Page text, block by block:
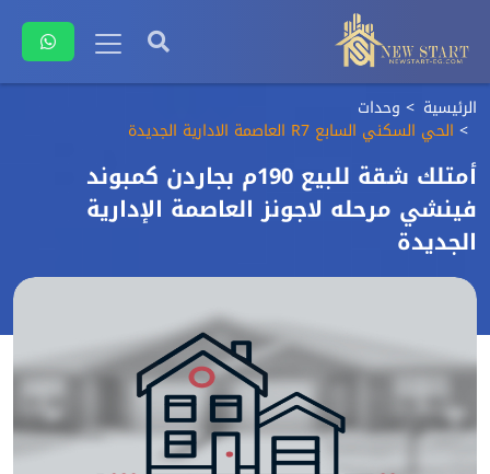
الرئيسية وحدات
الحي السكني السابع R7 العاصمة الادارية الجديدة
أمتلك شقة للبيع 190م بجاردن كمبوند
فينشي مرحله لاجونز العاصمة الإدارية
الجديدة